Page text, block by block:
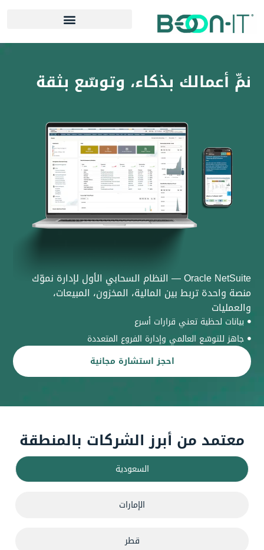
المحتوى
نمِّ أعمالك بذكاء، وتوسّع بثقة
Oracle NetSuite — النظام السحابي الأول لإدارة نموّك
منصة واحدة تربط بين المالية، المخزون، المبيعات،
والعمليات
بيانات لحظية تعني قرارات أسرع
جاهز للتوسّع العالمي وإدارة الفروع المتعددة
احجز استشارة مجانية
معتمد من أبرز الشركات بالمنطقة
السعودية
الإمارات
قطر